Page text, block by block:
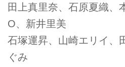
田上真里奈、石原夏織
O、新井里美
石塚運昇、山崎エリイ、
ぐみ